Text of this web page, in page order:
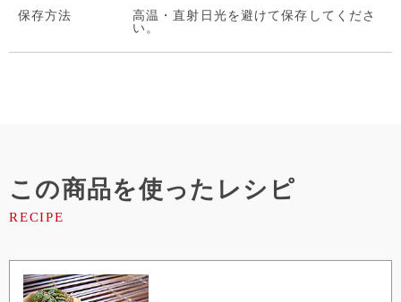
保存⽅法
高温・直射日光を避けて保存してくださ
い。
この商品を使ったレシピ